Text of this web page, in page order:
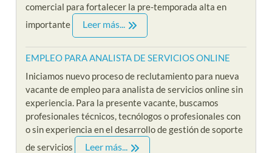
comercial para fortalecer la pre-temporada alta en
importante
Leer más...
EMPLEO PARA ANALISTA DE SERVICIOS ONLINE
Iniciamos nuevo proceso de reclutamiento para nueva
vacante de empleo para analista de servicios online sin
experiencia. Para la presente vacante, buscamos
profesionales técnicos, tecnólogos o profesionales con
o sin experiencia en el desarrollo de gestión de soporte
de servicios
Leer más...